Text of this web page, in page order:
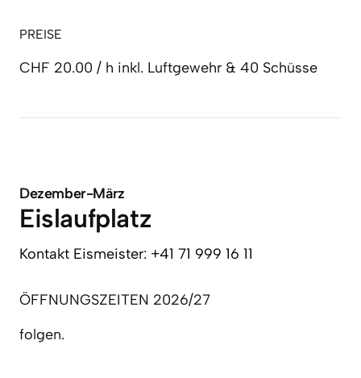
PREISE
CHF 20.00 / h inkl. Luftgewehr & 40 Schüsse
Dezember-März
Eislaufplatz
Kontakt Eismeister: +41 71 999 16 11
ÖFFNUNGSZEITEN 2026/27
folgen.